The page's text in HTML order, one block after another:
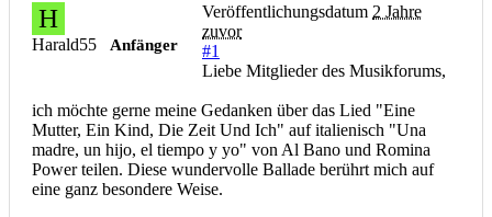
H
Harald55 Anfänger
Veröffentlichungsdatum 2 Jahre
zuvor
#1
Liebe Mitglieder des Musikforums,
ich möchte gerne meine Gedanken über das Lied "Eine
Mutter, Ein Kind, Die Zeit Und Ich" auf italienisch "Una
madre, un hijo, el tiempo y yo" von Al Bano und Romina
Power teilen. Diese wundervolle Ballade berührt mich auf
eine ganz besondere Weise.